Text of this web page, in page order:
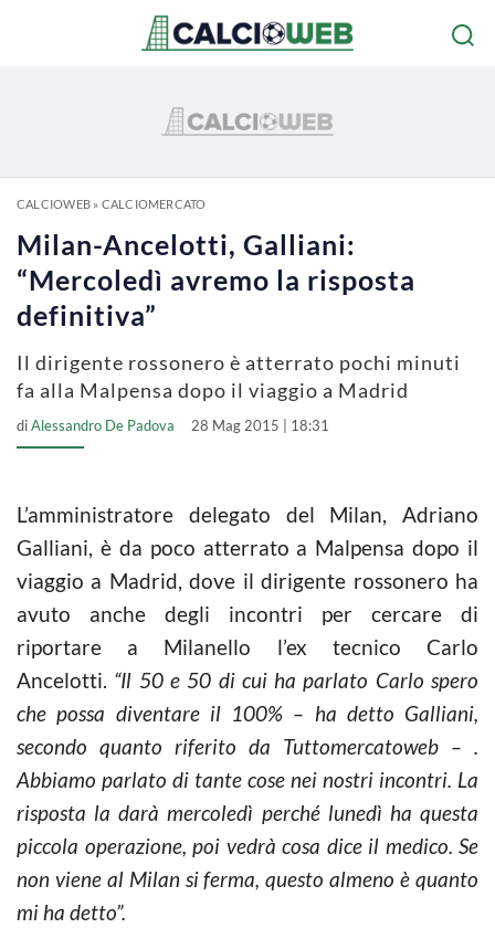
CALCIOWEB» CALCIOMERCATO
Milan-Ancelotti, Galliani:
“Mercoledì avremo la risposta
definitiva”
Il dirigente rossonero è atterrato pochi minuti
fa alla Malpensa dopo il viaggio a Madrid
diAlessandro De Padova 28 Mag 2015 | 18:31
L’amministratore delegato del Milan, Adriano
Galliani, è da poco atterrato a Malpensa dopo il
viaggio a Madrid, dove il dirigente rossonero ha
avuto anche degli incontri per cercare di
riportare a Milanello l’ex tecnico Carlo
Ancelotti. “Il 50 e 50 di cui ha parlato Carlo spero
che possa diventare il 100% – ha detto Galliani,
secondo quanto riferito da Tuttomercatoweb – .
Abbiamo parlato di tante cose nei nostri incontri. La
risposta la darà mercoledì perché lunedì ha questa
piccola operazione, poi vedrà cosa dice il medico. Se
non viene al Milan si ferma, questo almeno è quanto
mi ha detto”.